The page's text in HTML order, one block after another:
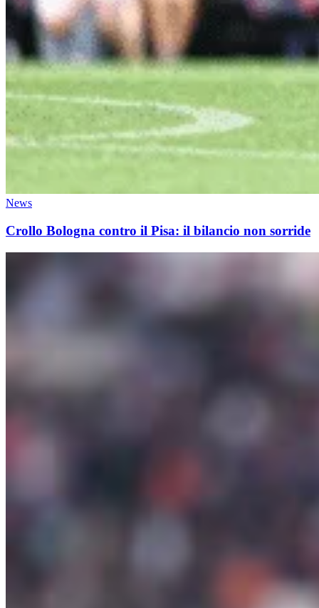
News
Crollo Bologna contro il Pisa: il bilancio non sorride